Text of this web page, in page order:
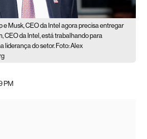
e Musk, CEO da Intel agora precisa entregar
CEO da Intel, está trabalhando para
liderança do setor. Foto: Alex
PM